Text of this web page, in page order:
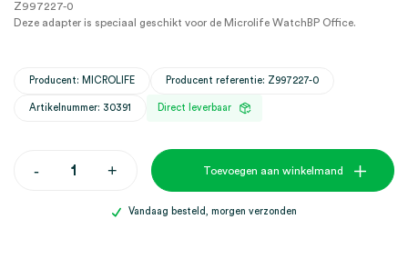
Z997227-0
Deze adapter is speciaal geschikt voor de Microlife WatchBP Office.
Producent: MICROLIFE Producent referentie: Z997227-0
Artikelnummer: 30391 Direct leverbaar
-Microlife
+ Toevoegen aan winkelmand
Vandaag besteld, morgen verzonden